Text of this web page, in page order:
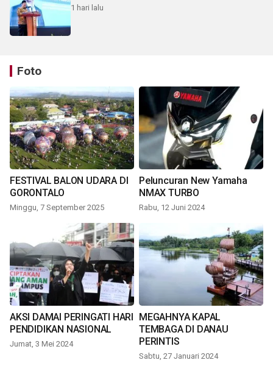
1 hari lalu
Foto
FESTIVAL BALON UDARA DI
GORONTALO
Minggu, 7 September 2025
Peluncuran New Yamaha
NMAX TURBO
Rabu, 12 Juni 2024
AKSI DAMAI PERINGATI HARI
PENDIDIKAN NASIONAL
Jumat, 3 Mei 2024
MEGAHNYA KAPAL
TEMBAGA DI DANAU
PERINTIS
Sabtu, 27 Januari 2024